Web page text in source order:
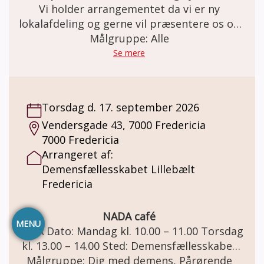
MENU
igennem ca. 3 fortrolige samtaler af en
times varighed, det alene eller sammen med
en pårørende. Pris: Plakaten er gratis. En
ramme til plakaten koster kr. 100,-
Vi holder arrangementet da vi er ny
lokalafdeling og gerne vil præsentere os og
orientere om tanker og ideer. Samtidig er vi
interesseret i om der er nogen der kunne
det aldring eller demens “ Så er vi vært med
smørrebrød.
Målgruppe: Alle
Se mere
Torsdag d. 17. september 2026
Vendersgade 43, 7000 Fredericia
7000 Fredericia
Arrangeret af:
Demensfællesskabet Lillebælt
Fredericia
NADA café
NADA Dato: Mandag kl. 10.00 – 11.00 Torsdag
kl. 13.00 – 14.00 Sted: Demensfællesskabet
Lillebælt. Vendersgade 43, 7000 Fredericia.
Målgruppe: Dig med demens, Pårørende